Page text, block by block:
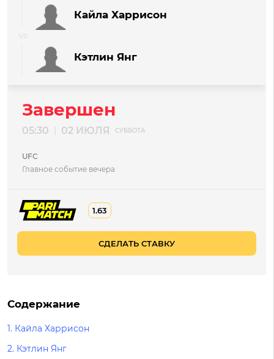
Кайла Харрисон
Кэтлин Янг
Завершен
05:30 02 ИЮЛЯ СУББОТА
UFC
Главное событие вечера
1.63
СДЕЛАТЬ СТАВКУ
Содержание
1. Кайла Харрисон
2. Кэтлин Янг